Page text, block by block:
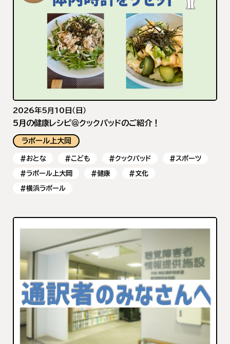
2026年5月10日（日）
5月の健康レシピ＠クックパッドのご紹介！
ラポール上大岡
#おとな #こども #クックパッド #スポーツ
#ラポール上大岡 #健康 #文化
#横浜ラポール